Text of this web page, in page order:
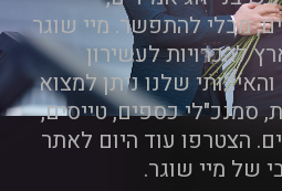
מבלי להתפשר. מיי שוגר
להכרויות לעשירון
שלנו ניתן למצוא
סמנכ"לי כספים, טייסים,
הצטרפו עוד היום לאתר
של מיי שוגר.